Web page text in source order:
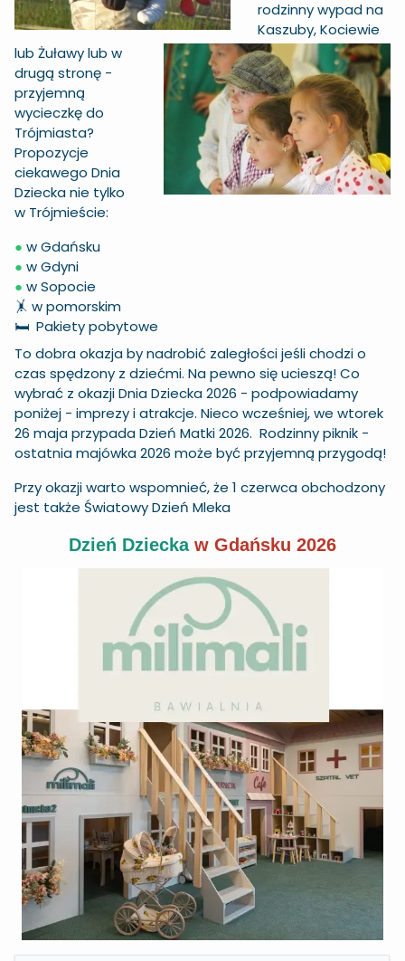
rodzinny wypad na
Kaszuby, Kociewie
lub Żuławy lub w
drugą stronę -
przyjemną
wycieczkę do
Trójmiasta?
Propozycje
ciekawego Dnia
Dziecka nie tylko
w Trójmieście:
● w Gdańsku
● w Gdyni
● w Sopocie
🤸 w pomorskim
🛏️ Pakiety pobytowe
To dobra okazja by nadrobić zaległości jeśli chodzi o
czas spędzony z dziećmi. Na pewno się ucieszą! Co
wybrać z okazji Dnia Dziecka 2026 - podpowiadamy
poniżej - imprezy i atrakcje. Nieco wcześniej, we wtorek
26 maja przypada Dzień Matki 2026. Rodzinny piknik -
ostatnia majówka 2026 może być przyjemną przygodą!
Przy okazji warto wspomnieć, że 1 czerwca obchodzony
jest także Światowy Dzień Mleka
Dzień Dziecka w Gdańsku 2026